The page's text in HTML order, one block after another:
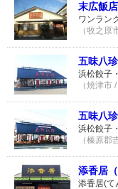
末広飯
ワンラン
（牧之原
五味八
浜松餃子
（焼津市
五味八
浜松餃子
（榛原郡
添香居
添香居(て